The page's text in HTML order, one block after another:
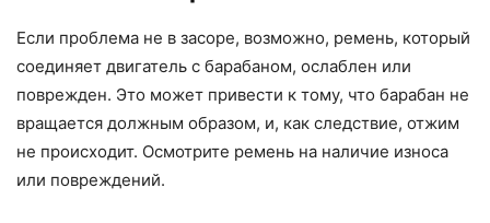
Если проблема не в засоре, возможно, ремень, который
соединяет двигатель с барабаном, ослаблен или
поврежден. Это может привести к тому, что барабан не
вращается должным образом, и, как следствие, отжим
не происходит. Осмотрите ремень на наличие износа
или повреждений.